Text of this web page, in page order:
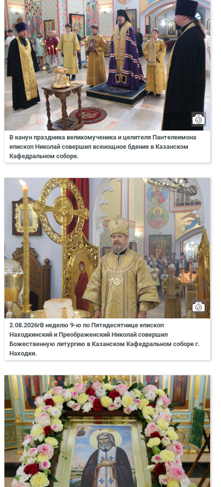
В канун праздника великомученика и целителя Пантелеимона
епископ Николай совершил всенощное бдение в Казанском
Кафедральном соборе.
2.08.2026гВ неделю 9-ю по Пятидесятнице епископ
Находкинский и Преображенский Николай совершил
Божественную литургию в Казанском Кафедральном соборе г.
Находки.